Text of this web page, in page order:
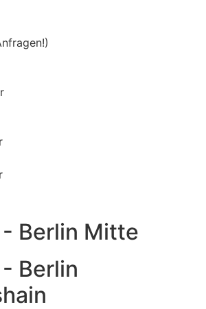
Berlin Mitte
Berlin